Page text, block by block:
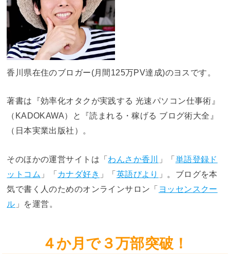
香川県在住のブロガー(月間125万PV達成)のヨスです。
著書は『効率化オタクが実践する 光速パソコン仕事術』
（KADOKAWA）と『読まれる・稼げる ブログ術大全』
（日本実業出版社）。
そのほかの運営サイトは「わんさか香川 」「 単語登録ド
ットコム 」「カナダ好き 」「英語びより
」。ブログを本
気で書く人のためのオンラインサロン「 ヨッセンスクー
ル 」を運営。
４か月で３万部突破！